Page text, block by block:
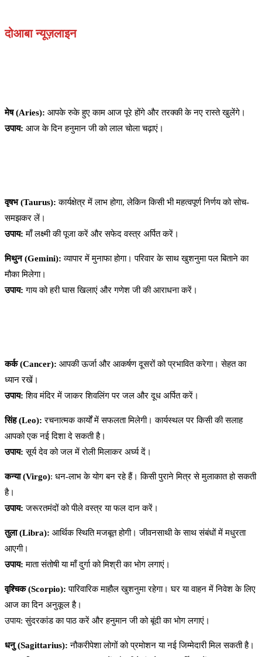
दोआबा न्यूज़लाइन
मेष (Aries): आपके रुके हुए काम आज पूरे होंगे और तरक्की के नए रास्ते खुलेंगे।
उपाय: आज के दिन हनुमान जी को लाल चोला चढ़ाएं।
वृषभ (Taurus): कार्यक्षेत्र में लाभ होगा, लेकिन किसी भी महत्वपूर्ण निर्णय को सोच-
समझकर लें।
उपाय: माँ लक्ष्मी की पूजा करें और सफेद वस्त्र अर्पित करें।
मिथुन (Gemini): व्यापार में मुनाफा होगा। परिवार के साथ खुशनुमा पल बिताने का
मौका मिलेगा।
उपाय: गाय को हरी घास खिलाएं और गणेश जी की आराधना करें।
कर्क (Cancer): आपकी ऊर्जा और आकर्षण दूसरों को प्रभावित करेगा। सेहत का
ध्यान रखें।
उपाय:शिव मंदिर में जाकर शिवलिंग पर जल और दूध अर्पित करें।
सिंह (Leo):रचनात्मक कार्यों में सफलता मिलेगी। कार्यस्थल पर किसी की सलाह
आपको एक नई दिशा दे सकती है।
उपाय: सूर्य देव को जल में रोली मिलाकर अर्घ्य दें।
कन्या (Virgo): धन-लाभ के योग बन रहे हैं। किसी पुराने मित्र से मुलाकात हो सकती
है।
उपाय: जरूरतमंदों को पीले वस्त्र या फल दान करें।
तुला (Libra): आर्थिक स्थिति मजबूत होगी। जीवनसाथी के साथ संबंधों में मधुरता
आएगी।
उपाय:माता संतोषी या माँ दुर्गा को मिश्री का भोग लगाएं।
वृश्चिक (Scorpio):पारिवारिक माहौल खुशनुमा रहेगा। घर या वाहन में निवेश के लिए
आज का दिन अनुकूल है।
उपाय: सुंदरकांड का पाठ करें और हनुमान जी को बूंदी का भोग लगाएं।
धनु (Sagittarius): नौकरीपेशा लोगों को प्रमोशन या नई जिम्मेदारी मिल सकती है।